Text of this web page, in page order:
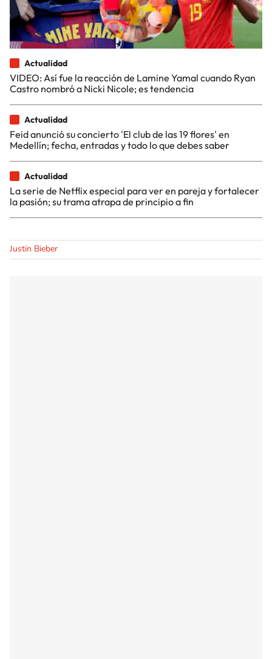
Actualidad
VIDEO: Así fue la reacción de Lamine Yamal cuando Ryan
Castro nombró a Nicki Nicole; es tendencia
Actualidad
Feid anunció su concierto 'El club de las 19 flores' en
Medellín; fecha, entradas y todo lo que debes saber
Actualidad
La serie de Netflix especial para ver en pareja y fortalecer
la pasión; su trama atrapa de principio a fin
Justin Bieber